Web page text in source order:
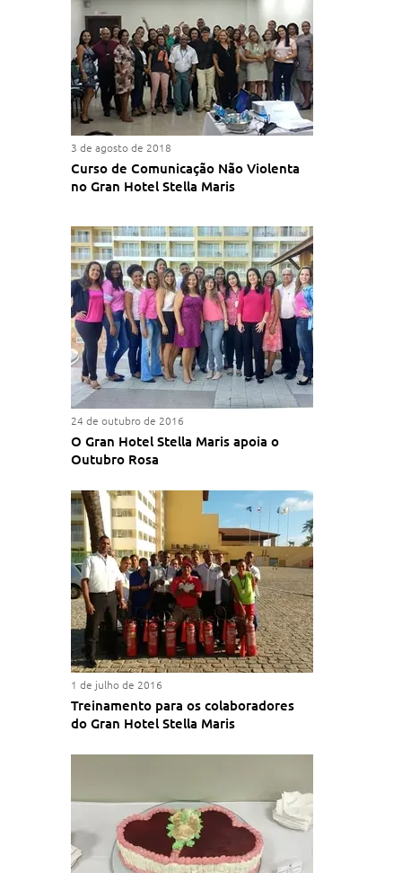
3 de agosto de 2018
Curso de Comunicação Não Violenta
no Gran Hotel Stella Maris
24 de outubro de 2016
O Gran Hotel Stella Maris apoia o
Outubro Rosa
1 de julho de 2016
Treinamento para os colaboradores
do Gran Hotel Stella Maris